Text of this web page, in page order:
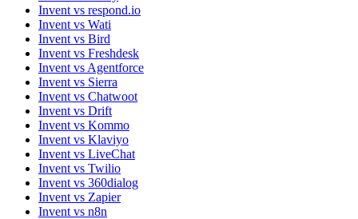
Invent vs respond.io
Invent vs Wati
Invent vs Bird
Invent vs Freshdesk
Invent vs Agentforce
Invent vs Sierra
Invent vs Chatwoot
Invent vs Drift
Invent vs Kommo
Invent vs Klaviyo
Invent vs LiveChat
Invent vs Twilio
Invent vs 360dialog
Invent vs Zapier
Invent vs n8n